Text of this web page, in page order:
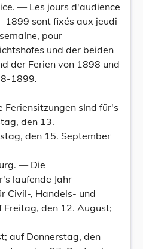
— Les jours d'audience
sont fixés aux jeudi
pour
und der beiden
der Ferien von 1898 und
1899.
sInd für's
den 13.
den 15. September
— Die
laufende Jahr
Civil-, Handels- und
Freitag, den 12. August;
auf Donnerstag, den